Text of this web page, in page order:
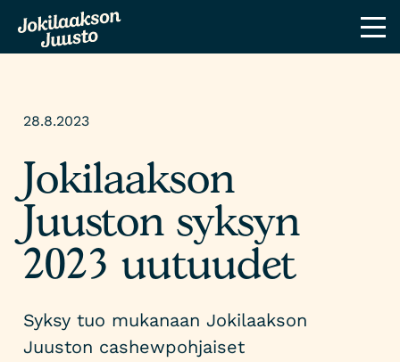
28.8.2023
Jokilaakson
Juuston syksyn
2023 uutuudet
Syksy tuo mukanaan Jokilaakson
Juuston cashewpohjaiset